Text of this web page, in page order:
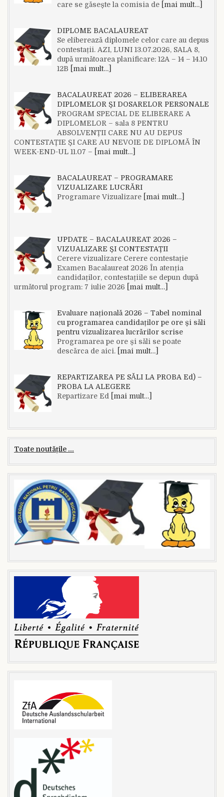
care se găsește la comisia de
[mai mult…]
DIPLOME BACALAUREAT
Se eliberează diplomele celor care au depus
contestații. AZI, LUNI 13.07.2026, SALA 8,
după următoarea planificare: 12A – 14 – 14.10
12B
[mai mult…]
BACALAUREAT 2026 – ELIBERAREA
DIPLOMELOR ȘI DOSARELOR PERSONALE
PROGRAM SPECIAL DE ELIBERARE A
DIPLOMELOR – sala 8 PENTRU
ABSOLVENȚII CARE NU AU DEPUS
CONTESTAȚIE ȘI CARE AU NEVOIE DE DIPLOMĂ ÎN
WEEK-END-UL 11.07 –
[mai mult…]
BACALAUREAT – PROGRAMARE
VIZUALIZARE LUCRĂRI
Programare Vizualizare[mai mult…]
UPDATE – BACALAUREAT 2026 –
VIZUALIZARE ȘI CONTESTAȚII
Cerere vizualizare Cerere contestație
Examen Bacalaureat 2026 În atenția
candidaților, contestațiile se depun după
următorul program: 7 iulie 2026
[mai mult…]
Evaluare națională 2026 – Tabel nominal
cu programarea candidaților pe ore și săli
pentru vizualizarea lucrărilor scrise
Programarea pe ore și săli se poate
descărca de aici.[mai mult…]
REPARTIZAREA PE SĂLI LA PROBA Ed) –
PROBA LA ALEGERE
Repartizare Ed
[mai mult…]
Toate noutățile ...